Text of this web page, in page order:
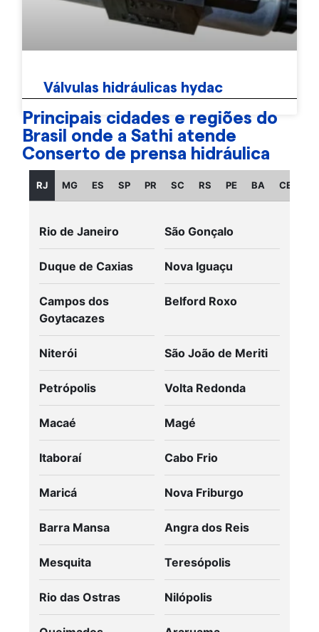
Válvulas hidráulicas hydac
Principais cidades e regiões do
Brasil onde a Sathi atende
Conserto de prensa hidráulica
RJ MG ES SP PR SC RS PE BA CE
Rio de Janeiro São Gonçalo
Duque de Caxias Nova Iguaçu
Campos dos
Goytacazes
Belford Roxo
Niterói São João de Meriti
Petrópolis Volta Redonda
Macaé Magé
Itaboraí Cabo Frio
Maricá Nova Friburgo
Barra Mansa Angra dos Reis
Mesquita Teresópolis
Rio das Ostras Nilópolis